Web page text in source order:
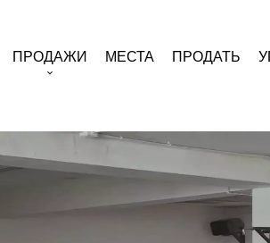
ПРОДАЖИ МЕСТА ПРОДАТЬ